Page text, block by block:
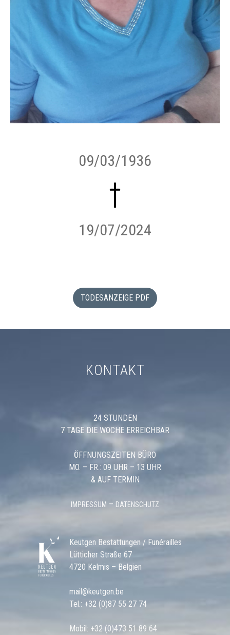
09/03/1936
19/07/2024
TODESANZEIGE PDF
KONTAKT
Keutgen Bestattungen / Funérailles
Lütticher Straße 67
4720 Kelmis – Belgien
mail@keutgen.be
Tel.: +32 (0)87 55 27 74
Mobil: +32 (0)473 51 89 64
24 STUNDEN
7 TAGE DIE WOCHE ERREICHBAR
ÖFFNUNGSZEITEN BÜRO
MO. – FR.: 09 UHR – 13 UHR
& AUF TERMIN
IMPRESSUM – DATENSCHUTZ